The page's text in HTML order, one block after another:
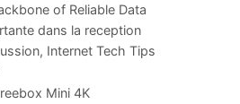
of Reliable Data
dans la reception
Internet Tech Tips
Mini 4K